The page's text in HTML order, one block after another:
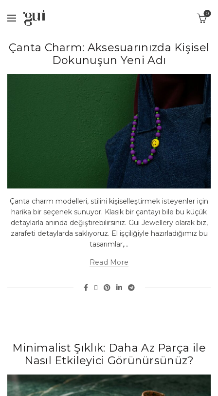
0
Çanta Charm: Aksesuarınızda Kişisel
Dokunuşun Yeni Adı
Çanta charm modelleri, stilini kişiselleştirmek isteyenler için
harika bir seçenek sunuyor. Klasik bir çantayı bile bu küçük
detaylarla anında değiştirebilirsiniz. Gui Jewellery olarak biz,
zarafeti detaylarda saklıyoruz. El işçiliğiyle hazırladığımız bu
tasarımlar,...
Read More
Minimalist Şıklık: Daha Az Parça ile
Nasıl Etkileyici Görünürsünüz?